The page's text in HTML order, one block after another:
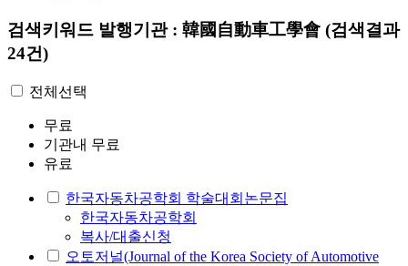
검색키워드 발행기관 : 韓國自動車工學會 (검색결과
24건)
전체선택
무료
기관내 무료
유료
한국자동차공학회 학술대회논문집
한국자동차공학회
복사/대출신청
오토저널(Journal of the Korea Society of Automotive